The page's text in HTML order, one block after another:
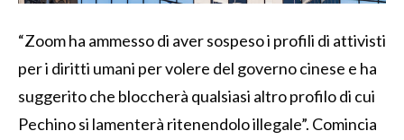
“Zoom ha ammesso di aver sospeso i profili di attivisti
per i diritti umani per volere del governo cinese e ha
suggerito che bloccherà qualsiasi altro profilo di cui
Pechino si lamenterà ritenendolo illegale”. Comincia